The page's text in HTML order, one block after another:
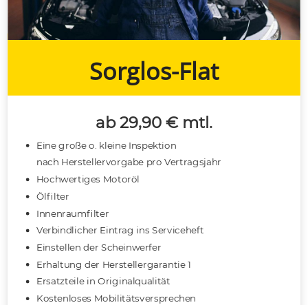
Sorglos-Flat
ab 29,90 € mtl.
Eine große o. kleine Inspektion
nach Herstellervorgabe pro Vertragsjahr
Hochwertiges Motoröl
Ölfilter
Innenraumfilter
Verbindlicher Eintrag ins Serviceheft
Einstellen der Scheinwerfer
Erhaltung der Herstellergarantie 1
Ersatzteile in Originalqualität
Kostenloses Mobilitätsversprechen